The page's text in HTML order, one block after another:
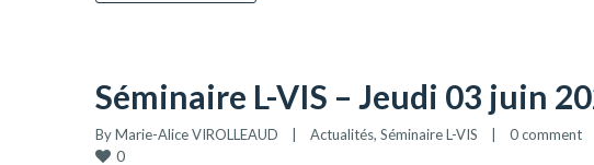
Séminaire L-VIS – Jeudi 03 juin
By Marie-Alice VIROLLEAUD Actualités, Séminaire L-VIS 0 comment
0